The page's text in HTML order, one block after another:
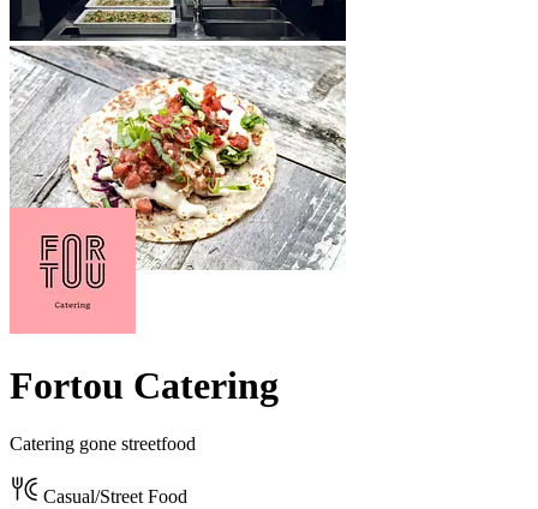
Fortou Catering
Catering gone streetfood
Casual/Street Food